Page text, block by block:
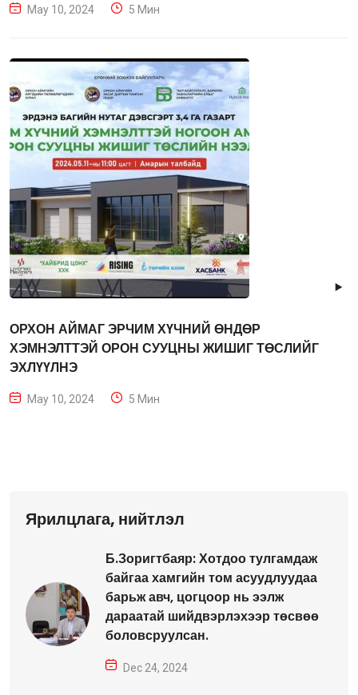
May 10, 2024 5 Мин
ОРХОН АЙМАГ ЭРЧИМ ХҮЧНИЙ ӨНДӨР
ХЭМНЭЛТТЭЙ ОРОН СУУЦНЫ ЖИШИГ ТӨСЛИЙГ
ЭХЛҮҮЛНЭ
May 10, 2024 5 Мин
Ярилцлага, нийтлэл
Б.Зоригтбаяр: Хотдоо тулгамдаж
байгаа хамгийн том асуудлуудаа
барьж авч, цогцоор нь ээлж
дараатай шийдвэрлэхээр төсвөө
боловсруулсан.
Dec 24, 2024